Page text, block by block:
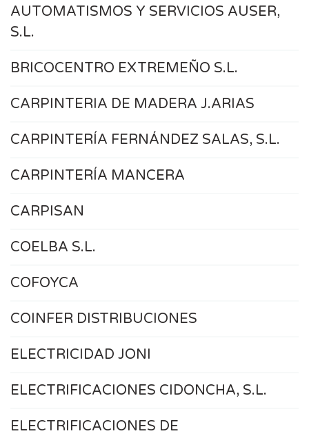
AUTOMATISMOS Y SERVICIOS AUSER,
S.L.
BRICOCENTRO EXTREMEÑO S.L.
CARPINTERIA DE MADERA J.ARIAS
CARPINTERÍA FERNÁNDEZ SALAS, S.L.
CARPINTERÍA MANCERA
CARPISAN
COELBA S.L.
COFOYCA
COINFER DISTRIBUCIONES
ELECTRICIDAD JONI
ELECTRIFICACIONES CIDONCHA, S.L.
ELECTRIFICACIONES DE